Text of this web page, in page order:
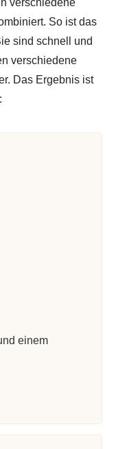
So ist das
sind schnell und
verschiedene
Das Ergebnis ist
einem